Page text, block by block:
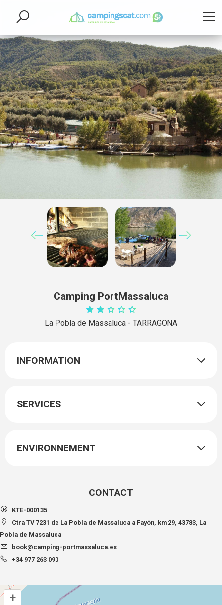
Camping PortMassaluca
La Pobla de Massaluca - TARRAGONA
INFORMATION
SERVICES
ENVIRONNEMENT
CONTACT
KTE-000135
Ctra TV 7231 de La Pobla de Massaluca a Fayón, km 29, 43783, La
Pobla de Massaluca
book@camping-portmassaluca.es
+34 977 263 090
+